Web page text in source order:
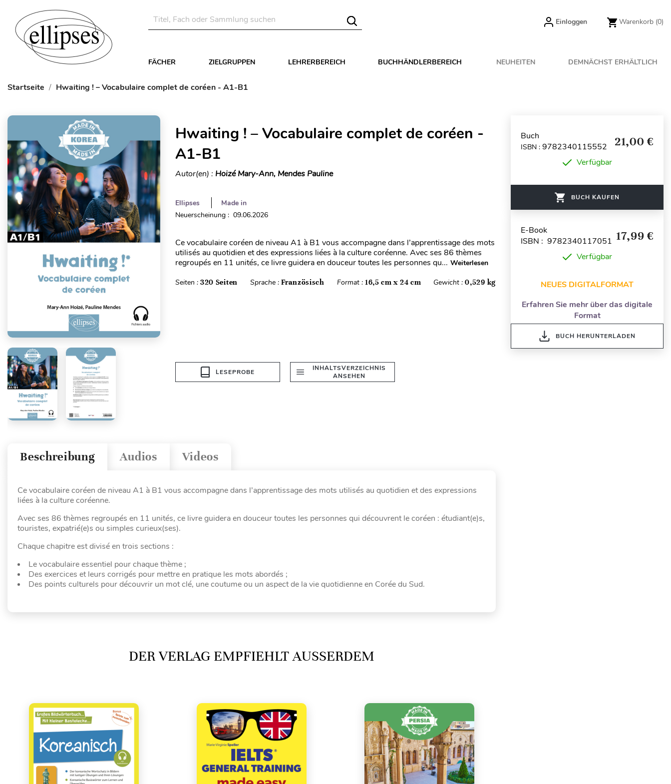
Einloggen Warenkorb (0)
FÄCHER ZIELGRUPPEN LEHRERBEREICH BUCHHÄNDLERBEREICH NEUHEITEN DEMNÄCHST ERHÄLTLICH
Startseite Hwaiting ! – Vocabulaire complet de coréen - A1-B1
Hwaiting ! – Vocabulaire complet de coréen -
A1-B1
Autor(en) : Hoizé Mary-Ann, Mendes Pauline
Ellipses
Made in
Neuerscheinung : 09.06.2026
Ce vocabulaire coréen de niveau A1 à B1 vous accompagne dans l’apprentissage des mots
utilisés au quotidien et des expressions liées à la culture coréenne. Avec ses 86 thèmes
regroupés en 11 unités, ce livre guidera en douceur toutes les personnes qu... Weiterlesen
Seiten : 320 Seiten Sprache :Französisch Format : 16,5 cm x 24 cm Gewicht :0,529 kg
LESEPROBE
INHALTSVERZEICHNIS
ANSEHEN
Videos
Audios
Beschreibung
Ce vocabulaire coréen de niveau A1 à B1 vous accompagne dans l’apprentissage des mots utilisés au quotidien et des expressions
liées à la culture coréenne.
Avec ses 86 thèmes regroupés en 11 unités, ce livre guidera en douceur toutes les personnes qui découvrent le coréen : étudiant(e)s,
touristes, expatrié(e)s ou simples curieux(ses).
Chaque chapitre est divisé en trois sections :
Le vocabulaire essentiel pour chaque thème ;
Des exercices et leurs corrigés pour mettre en pratique les mots abordés ;
Des points culturels pour découvrir un mot clé, une coutume ou un aspect de la vie quotidienne en Corée du Sud.
DER VERLAG EMPFIEHLT AUSSERDEM
Buch
ISBN : 9782340115552 21,00 €
Verfügbar
BUCH KAUFEN
E-Book
ISBN : 9782340117051 17,99 €
Verfügbar
NEUES DIGITALFORMAT
Erfahren Sie mehr über das digitale
Format
BUCH HERUNTERLADEN